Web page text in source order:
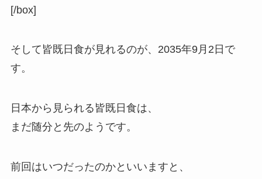
[/box]
そして 皆既日食が見れるのが、2035年9月2日 で
す。
日本から見られる皆既日食は、
まだ随分と先のようです。
前回はいつだったのかといいますと、